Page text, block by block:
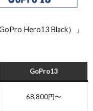
Hero13 Black）」
GoPro13
68,800円〜